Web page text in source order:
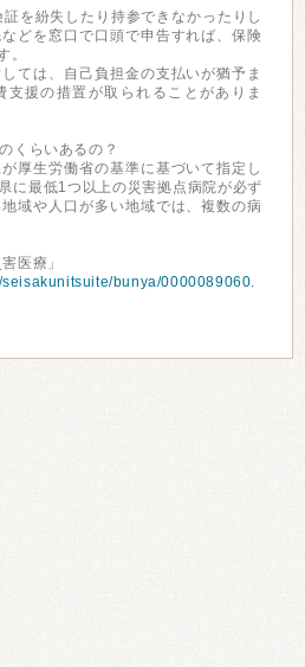
を紛失したり持参できなかったりし
どを窓口で口頭で申告すれば、保険
。
ては、自己負担金の支払いが猶予ま
支援の措置が取られることがありま
くらいあるの？
厚生労働省の基準に基づいて指定し
に最低1つ以上の災害拠点病院が必ず
域や人口が多い地域では、複数の病
医療」
bunya/0000089060.